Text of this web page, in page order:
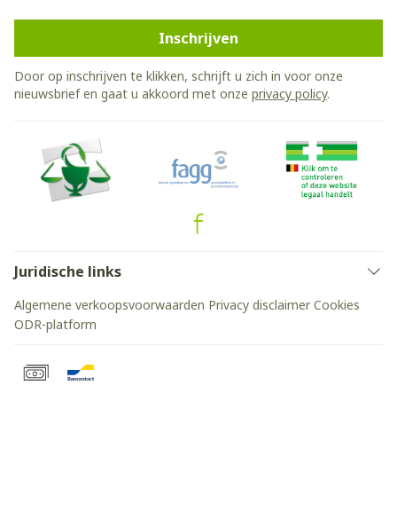
Inschrijven
Door op inschrijven te klikken, schrijft u zich in voor onze
nieuwsbrief en gaat u akkoord met onze privacy policy.
Juridische links
Algemene verkoopsvoorwaarden Privacy disclaimer Cookies
ODR-platform